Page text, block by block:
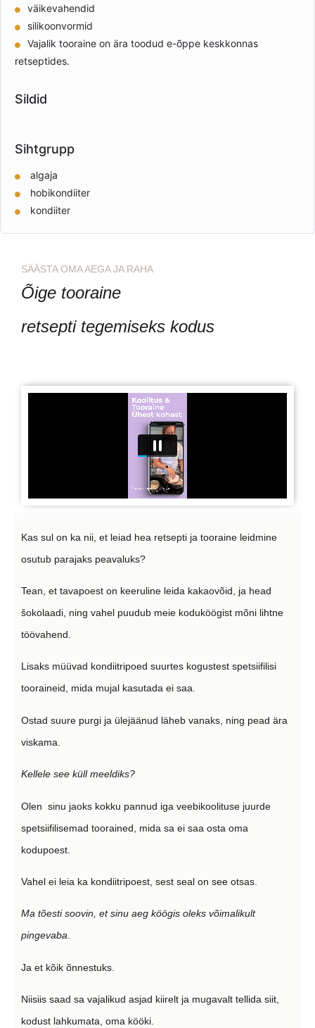
väikevahendid
silikoonvormid
Vajalik tooraine on ära toodud e-õppe keskkonnas
retseptides.
Sildid
Sihtgrupp
algaja
hobikondiiter
kondiiter
SÄÄSTA OMA AEGA JA RAHA
Õige tooraine
retsepti tegemiseks kodus
Kas sul on ka nii, et leiad hea retsepti ja tooraine leidmine
osutub parajaks peavaluks?
Tean, et tavapoest on keeruline leida kakaovõid, ja head
šokolaadi, ning vahel puudub meie koduköögist mõni lihtne
töövahend.
Lisaks müüvad kondiitripoed suurtes kogustest spetsiifilisi
tooraineid, mida mujal kasutada ei saa.
Ostad suure purgi ja ülejäänud läheb vanaks, ning pead ära
viskama.
Kellele see küll meeldiks?
Olen sinu jaoks kokku pannud iga veebikoolituse juurde
spetsiifilisemad toorained, mida sa ei saa osta oma
kodupoest.
Vahel ei leia ka kondiitripoest, sest seal on see otsas.
Ma tõesti soovin, et sinu aeg köögis oleks võimalikult
pingevaba.
Ja et kõik õnnestuks.
Niisiis saad sa vajalikud asjad kiirelt ja mugavalt tellida siit,
kodust lahkumata, oma kööki.